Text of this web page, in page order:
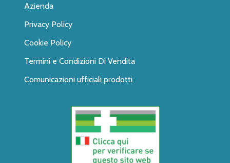
Azienda
Privacy Policy
Cookie Policy
Termini e Condizioni Di Vendita
Comunicazioni ufficiali prodotti